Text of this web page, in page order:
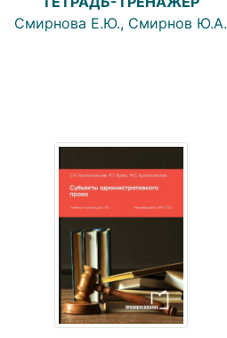
Смирнова Е.Ю., Смирнов Ю.А.